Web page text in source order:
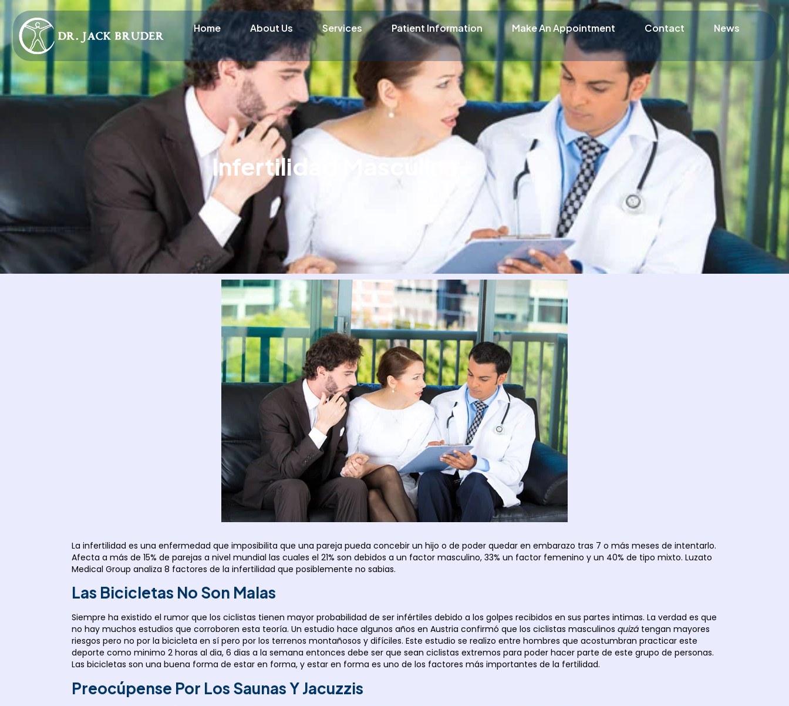
Home About Us Services Patient Information Make An Appointment Contact News
Infertilidad Masculina
La infertilidad es una enfermedad que imposibilita que una pareja pueda concebir un hijo o de poder quedar en embarazo tras 7 o más meses de intentarlo.
Afecta a más de 15% de parejas a nivel mundial las cuales el 21% son debidos a un factor masculino, 33% un factor femenino y un 40% de tipo mixto. Luzato
Medical Group analiza 8 factores de la infertilidad que posiblemente no sabias.
Las Bicicletas No Son Malas
Siempre ha existido el rumor que los ciclistas tienen mayor probabilidad de ser infértiles debido a los golpes recibidos en sus partes intimas. La verdad es que
no hay muchos estudios que corroboren esta teoría. Un estudio hace algunos años en Austria confirmó que los ciclistas masculinos quizá tengan mayores
riesgos pero no por la bicicleta en sí pero por los terrenos montañosos y difíciles. Este estudio se realizo entre hombres que acostumbran practicar este
deporte como minimo 2 horas al dia, 6 dias a la semana entonces debe ser que sean ciclistas extremos para poder hacer parte de este grupo de personas.
Las bicicletas son una buena forma de estar en forma, y estar en forma es uno de los factores más importantes de la fertilidad.
Preocúpense Por Los Saunas Y Jacuzzis